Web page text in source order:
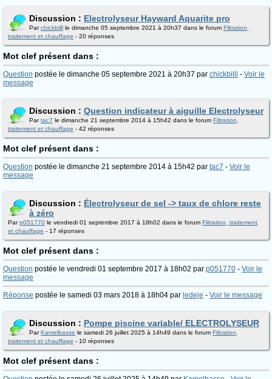
Discussion : Electrolyseur Hayward Aquarite pro
Parchickbilll le dimanche 05 septembre 2021 à 20h37 dans le forum Filtration,
traitement et chauffage - 20 réponses
Mot clef présent dans :
Question postée le dimanche 05 septembre 2021 à 20h37 par chickbilll - Voir le
message
Discussion : Question indicateur à aiguille Electrolyseur
Partac7 le dimanche 21 septembre 2014 à 15h42 dans le forum Filtration,
traitement et chauffage - 42 réponses
Mot clef présent dans :
Question postée le dimanche 21 septembre 2014 à 15h42 par tac7 - Voir le
message
Discussion : Électrolyseur de sel -> taux de chlore reste
à zéro
Parp051770 le vendredi 01 septembre 2017 à 18h02 dans le forum Filtration, traitement
et chauffage - 17 réponses
Mot clef présent dans :
Question postée le vendredi 01 septembre 2017 à 18h02 par p051770 - Voir le
message
Réponse postée le samedi 03 mars 2018 à 18h04 par ledeje - Voir le message
Discussion : Pompe piscine variable/ ELECTROLYSEUR
ParKamelbasse le samedi 26 juillet 2025 à 14h49 dans le forum Filtration,
traitement et chauffage - 10 réponses
Mot clef présent dans :